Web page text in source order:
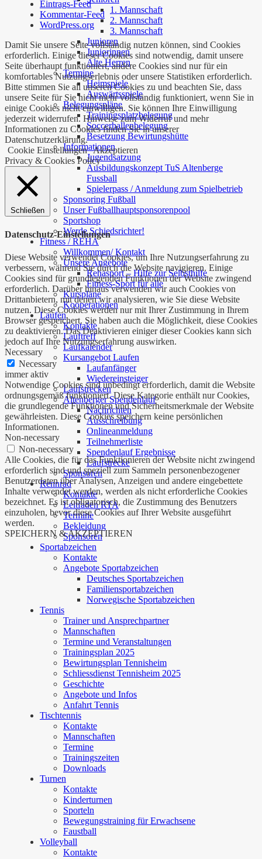
1. Mannschaft
2. Mannschaft
3. Mannschaft
Junioren
Juniorinnen
Alte Herren
Termine
Heimspiele
Auswärtsspiele
Belegungspläne
Trainingsplatzbelegung
Soccerhallenbelegung
Besetzung Bewirtungshütte
Informationen
Jugendsatzung
Ausbildungskonzept TuS Altenberge
Fussball
Spielerpass / Anmeldung zum Spielbetrieb
Sponsoring Fußball
Unser Fußballhauptsponsorenpool
Sportshop
Werde Schiedsrichter!
Fitness / REHA
Willkommen/ Kontakt
Unsere Angebote
Rehasport – Hilfe zur Selbsthilfe
Fitness-Sport für alle
Kurspläne
Kooperationen
Laufen
Kontakte
Lauftreff
Laufkalender
Kursangebot Laufen
Laufanfänger
Wiedereinsteiger
Laufstrecken
Altenberger Spendenlauf
Nachrichten
Ausschreibung
Onlineanmeldung
Teilnehmerliste
Spendenlauf Ergebnisse
Laufstrecke
Sponsoren
Rennrad
Kontakte
Leitfaden RTA
Termine
Bekleidung
Sponsoren
Sportabzeichen
Kontakte
Angebote Sportabzeichen
Deutsches Sportabzeichen
Familiensportabzeichen
Norwegische Sportabzeichen
Tennis
Trainer und Ansprechpartner
Mannschaften
Termine und Veranstaltungen
Trainingsplan 2025
Bewirtungsplan Tennisheim
Schliessdienst Tennisheim 2025
Geschichte
Angebote und Infos
Anfahrt Tennis
Tischtennis
Kontakte
Mannschaften
Termine
Trainingszeiten
Downloads
Turnen
Kontakte
Kinderturnen
Sporteln
Bewegungstraining für Erwachsene
Faustball
Volleyball
Kontakte
Eintrags-Feed
Kommentar-Feed
WordPress.org
Damit Sie unsere Seite vollständig nutzen können, sind Cookies
erforderlich. Einige dieser Cookies sind notwendig, damit unsere
Seite überhaupt funktioniert, andere Cookies sind nur für ein
komfortables Nutzungserlebnis oder unsere Statistiken erforderlich.
Bitte stimmen Sie all unseren Cookies zu und beachten Sie, dass
unsere Seite für Sie nicht mehr vollständig funktioniert, wenn Sie in
einige Cookies nicht einwilligen. Sie können Ihre Einwilligung
jederzeit widerrufen. Hinweise zum Widerruf und mehr
Informationen zu Cookies finden Sie in unserer
Datenschutzerklärung.
Cookie Einstellungen Akzeptieren
Privacy & Cookies Policy
Schließen
Datenschutz-Einstellungen
Diese Website verwendet Cookies, um Ihre Nutzungserfahrung zu
verbessern, während Sie durch die Website navigieren. Einige
Cookies sind für grundlegenden Funktionen der Website zwingend
erforderlich. Darüber hinaus verwenden wir auch Cookies von
Drittanbietern, mit denen wir analysieren, wie Sie diese Website
nutzen. Diese Cookies werden nur mit Ihrer Zustimmung in Ihrem
Browser gespeichert. Sie haben auch die Möglichkeit, diese Cookies
zu deaktivieren. Das Deaktivieren einiger dieser Cookies kann sich
jedoch auf Ihre Nutzungserfahrung auswirken.
Necessary
Necessary
immer aktiv
Notwendige Cookies sind unbedingt erforderlich, damit die Website
ordnungsgemäß funktioniert. Diese Kategorie enthält nur Cookies,
die grundlegende Funktionen und Sicherheitsmerkmale der Website
gewährleisten. Diese Cookies speichern keine persönlichen
Informationen.
Non-necessary
Non-necessary
Alle Cookies, die für das Funktionieren der Website nicht zwingend
erforderlich sind und speziell zum Sammeln personenbezogener
Benutzerdaten über Analysen, Anzeigen und andere eingebettete
Inhalte verwendet werden, werden als nicht erforderliche Cookies
bezeichnet. Es ist obligatorisch, die Zustimmung des Benutzers
einzuholen, bevor diese Cookies auf Ihrer Website ausgeführt
werden.
SPEICHERN & AKZEPTIEREN